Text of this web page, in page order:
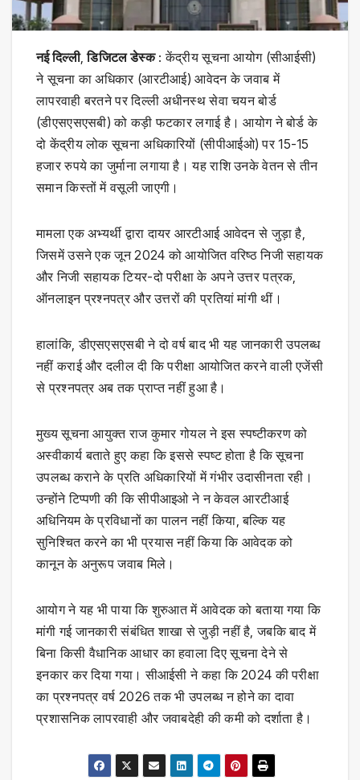
नई दिल्ली,डिजिटल डेस्क: केंद्रीय सूचना आयोग (सीआईसी)
ने सूचना का अधिकार (आरटीआई) आवेदन के जवाब में
लापरवाही बरतने पर दिल्ली अधीनस्थ सेवा चयन बोर्ड
(डीएसएसएसबी) को कड़ी फटकार लगाई है। आयोग ने बोर्ड के
दो केंद्रीय लोक सूचना अधिकारियों (सीपीआईओ) पर 15-15
हजार रुपये का जुर्माना लगाया है। यह राशि उनके वेतन से तीन
समान किस्तों में वसूली जाएगी।
मामला एक अभ्यर्थी द्वारा दायर आरटीआई आवेदन से जुड़ा है,
जिसमें उसने एक जून 2024 को आयोजित वरिष्ठ निजी सहायक
और निजी सहायक टियर-दो परीक्षा के अपने उत्तर पत्रक,
ऑनलाइन प्रश्नपत्र और उत्तरों की प्रतियां मांगी थीं।
हालांकि, डीएसएसएसबी ने दो वर्ष बाद भी यह जानकारी उपलब्ध
नहीं कराई और दलील दी कि परीक्षा आयोजित करने वाली एजेंसी
से प्रश्नपत्र अब तक प्राप्त नहीं हुआ है।
मुख्य सूचना आयुक्त राज कुमार गोयल ने इस स्पष्टीकरण को
अस्वीकार्य बताते हुए कहा कि इससे स्पष्ट होता है कि सूचना
उपलब्ध कराने के प्रति अधिकारियों में गंभीर उदासीनता रही।
उन्होंने टिप्पणी की कि सीपीआइओ ने न केवल आरटीआई
अधिनियम के प्रविधानों का पालन नहीं किया, बल्कि यह
सुनिश्चित करने का भी प्रयास नहीं किया कि आवेदक को
कानून के अनुरूप जवाब मिले।
आयोग ने यह भी पाया कि शुरुआत में आवेदक को बताया गया कि
मांगी गई जानकारी संबंधित शाखा से जुड़ी नहीं है, जबकि बाद में
बिना किसी वैधानिक आधार का हवाला दिए सूचना देने से
इनकार कर दिया गया। सीआईसी ने कहा कि 2024 की परीक्षा
का प्रश्नपत्र वर्ष 2026 तक भी उपलब्ध न होने का दावा
प्रशासनिक लापरवाही और जवाबदेही की कमी को दर्शाता है।